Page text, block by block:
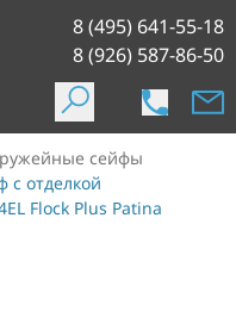
8 (495) 641-55-18
8 (926) 587-86-50
сейфы
с отделкой
Flock Plus Patina